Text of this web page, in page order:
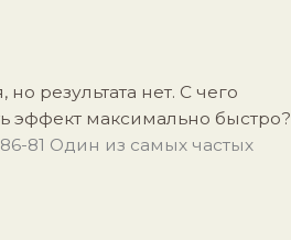
результата нет. С чего
эффект максимально быстро?
81 Один из самых частых